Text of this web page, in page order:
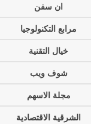
ان سفن
مرابع التكنولوجيا
خيال التقنية
شوف ويب
مجلة الاسهم
الشرقية الاقتصادية